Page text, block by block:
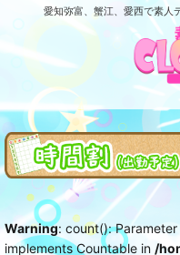
愛知弥富、蟹江、愛西で素人
Warning: count():
implements Countable in /